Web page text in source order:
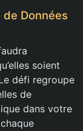
Données
soient
défi regroupe
de
dans votre